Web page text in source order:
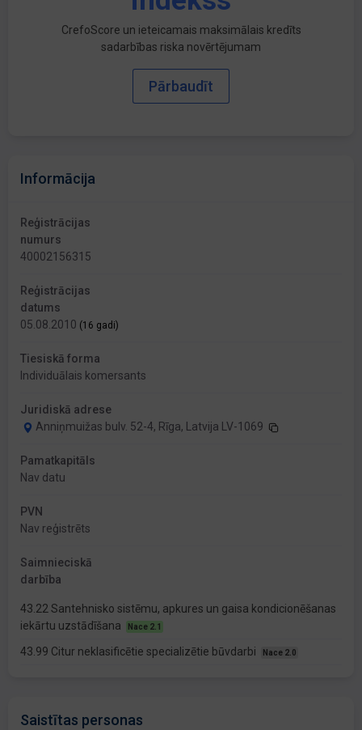
CrefoScore un ieteicamais maksimālais kredīts
sadarbības riska novērtējumam
Pārbaudīt
Informācija
Reģistrācijas
numurs
40002156315
Reģistrācijas
datums
05.08.2010 (16 gadi)
Tiesiskā forma
Individuālais komersants
Juridiskā adrese
Anniņmuižas bulv. 52-4, Rīga, Latvija LV-1069
Pamatkapitāls
Nav datu
PVN
Nav reģistrēts
Saimnieciskā
darbība
43.22 Santehnisko sistēmu, apkures un gaisa kondicionēšanas
iekārtu uzstādīšana
Nace 2.1
43.99 Citur neklasificētie specializētie būvdarbi Nace 2.0
Saistītas personas